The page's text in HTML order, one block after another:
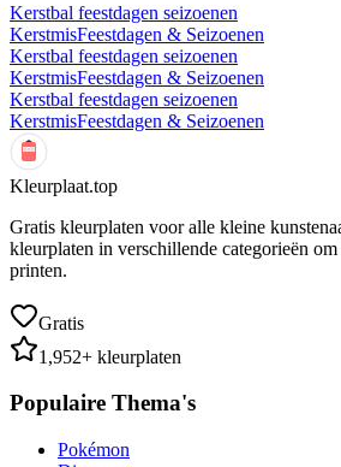
Kerstbal feestdagen seizoenen
KerstmisFeestdagen & Seizoenen
Kerstbal feestdagen seizoenen
KerstmisFeestdagen & Seizoenen
Kerstbal feestdagen seizoenen
KerstmisFeestdagen & Seizoenen
Kleurplaat.top
Gratis kleurplaten voor alle kleine
kleurplaten in verschillende categorieën
printen.
Gratis
1,952+ kleurplaten
Populaire Thema's
Pokémon